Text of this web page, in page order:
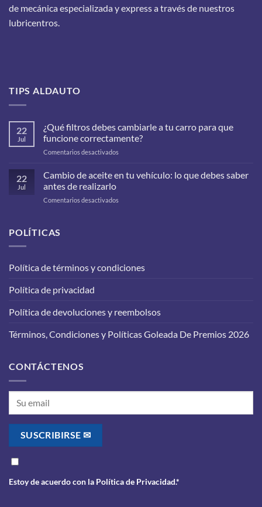
de mecánica especializada y express a través de nuestros
lubricentros.
TIPS ALDAUTO
22
Jul
¿Qué filtros debes cambiarle a tu carro para que
funcione correctamente?
Comentarios desactivados
filtros
debes
a
22
Jul
Cambio de aceite en tu vehículo: lo que debes saber
antes de realizarlo
Comentarios desactivados
lo
POLÍTICAS
Política de términos y condiciones
Política de privacidad
Política de devoluciones y reembolsos
Términos, Condiciones y Políticas Goleada De Premios 2026
CONTÁCTENOS
Estoy de acuerdo con la Política de Privacidad.*